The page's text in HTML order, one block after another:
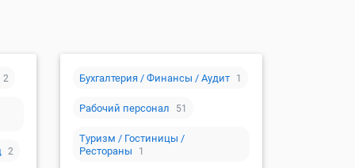
2
2
Бухгалтерия / Финансы / Аудит 1
Рабочий персонал 51
Туризм / Гостиницы /
Рестораны
1